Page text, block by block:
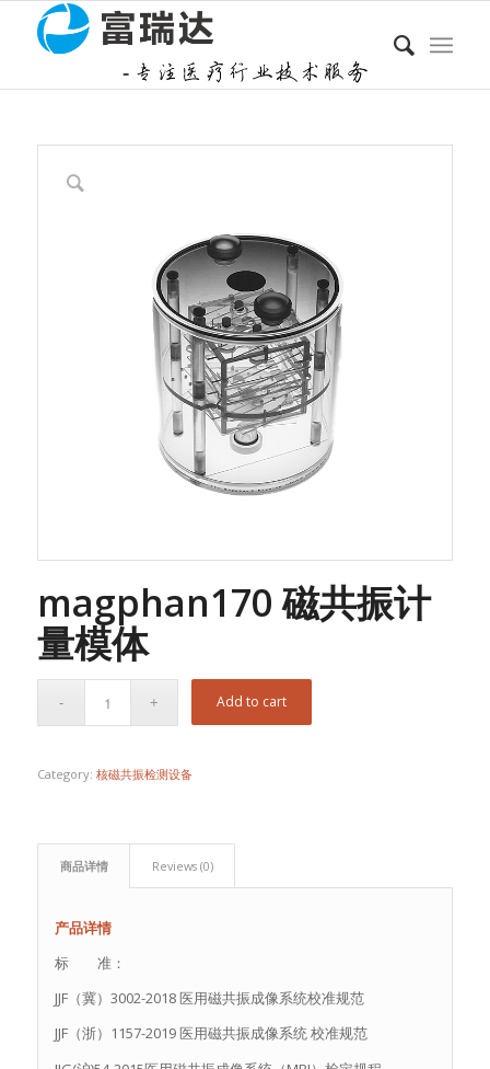
magphan170 磁共振计
量模体
Add to cart
Category: 核磁共振检测设备
商品详情 Reviews (0)
产品详情
标 准：
JJF（冀）3002-2018 医用磁共振成像系统校准规范
JJF（浙）1157-2019 医用磁共振成像系统 校准规范